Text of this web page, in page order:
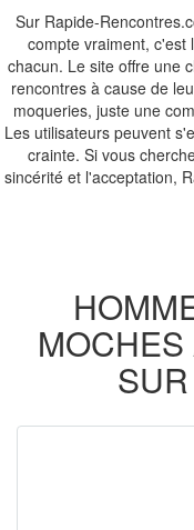
Sur Rapide-
compte vraiment, c'est
chacun. Le site offre une
rencontres à cause de
moqueries, juste une
Les utilisateurs peuvent
crainte. Si vous
sincérité et l'acceptation,